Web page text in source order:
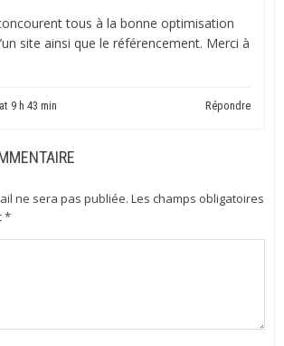
tous à la bonne optimisation
site ainsi que le référencement. Merci à
9 h 43 min Répondre
ne sera pas publiée. Les champs obligatoires
*